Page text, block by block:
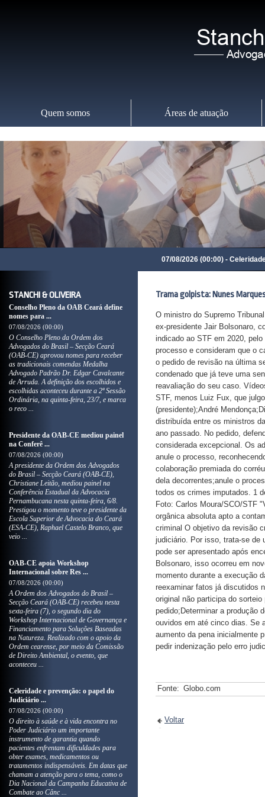
Quem somos Áreas de atuação
07/08/2026 (00:00) - Celeridade
STANCHI & OLIVEIRA
Conselho Pleno da OAB Ceará define
nomes para ...
07/08/2026 (00:00)
O Conselho Pleno da Ordem dos
Advogados do Brasil – Secção Ceará
(OAB-CE) aprovou nomes para receber
as tradicionais comendas Medalha
Advogado Padrão Dr. Edgar Cavalcante
de Arruda. A definição dos escolhidos e
escolhidas aconteceu durante a 2ª Sessão
Ordinária, na quinta-feira, 23/7, e marca
o reco ...
Presidente da OAB-CE mediou painel
na Conferê ...
07/08/2026 (00:00)
A presidente da Ordem dos Advogados
do Brasil – Secção Ceará (OAB-CE),
Christiane Leitão, mediou painel na
Conferência Estadual da Advocacia
Pernambucana nesta quinta-feira, 6/8.
Prestigou o momento teve o presidente da
Escola Superior de Advocacia do Ceará
(ESA-CE), Raphael Castelo Branco, que
veio ...
OAB-CE apoia Workshop
Internacional sobre Res ...
07/08/2026 (00:00)
A Ordem dos Advogados do Brasil –
Secção Ceará (OAB-CE) recebeu nesta
sexta-feira (7), o segundo dia do
Workshop Internacional de Governança e
Financiamento para Soluções Baseadas
na Natureza. Realizado com o apoio da
Ordem cearense, por meio da Comissão
de Direito Ambiental, o evento, que
aconteceu ...
Celeridade e prevenção: o papel do
Judiciário ...
07/08/2026 (00:00)
O direito à saúde e à vida encontra no
Poder Judiciário um importante
instrumento de garantia quando
pacientes enfrentam dificuldades para
obter exames, medicamentos ou
tratamentos indispensáveis. Em datas que
chamam a atenção para o tema, como o
Dia Nacional da Campanha Educativa de
Combate ao Cânc ...
Trama golpista: Nunes
O ministro do Supremo
ex-presidente Jair Bolsonaro,
indicado ao STF em 2020,
processo e consideram que o
o pedido de revisão na última
condenado que já teve uma
reavaliação do seu caso.
STF, menos Luiz Fux, que
(presidente);André
distribuída entre os ministros
ano passado. No pedido,
considerada excepcional. Os
anule o processo,
colaboração premiada do
dela decorrentes;anule o
todos os crimes imputados. 1
Foto: Carlos Moura/SCO/STF
orgânica absoluta apto a
criminal O objetivo da revisão
judiciário. Por isso, trata-se de
pode ser apresentado após
Bolsonaro, isso ocorreu em
momento durante a execução
reexaminar fatos já discutidos
original não participa do
pedido;Determinar a produção
ouvidos em até cinco dias. Se
aumento da pena inicialmente
pedir indenização pelo erro
Fonte: Globo.com
Voltar